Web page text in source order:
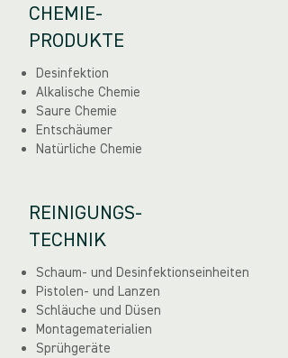
CHEMIE-
PRODUKTE
Desinfektion
Alkalische Chemie
Saure Chemie
Entschäumer
Natürliche Chemie
REINIGUNGS-
TECHNIK
Schaum- und Desinfektionseinheiten
Pistolen- und Lanzen
Schläuche und Düsen
Montagematerialien
Sprühgeräte